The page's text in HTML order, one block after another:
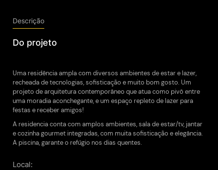
Descrição
Do projeto
Uma residência ampla com diversos ambientes de estar e lazer,
recheada de tecnologias, sofisticação e muito bom gosto. Um
projeto de arquitetura contemporâneo que atua como pivô entre
uma moradia aconchegante, e um espaço repleto de lazer para
festas e receber amigos!
A residencia conta com amplos ambientes, sala de estar/tv, jantar
e cozinha gourmet integradas, com muita sofisticação e elegância.
A piscina, garante o refúgio nos dias quentes.
Local: